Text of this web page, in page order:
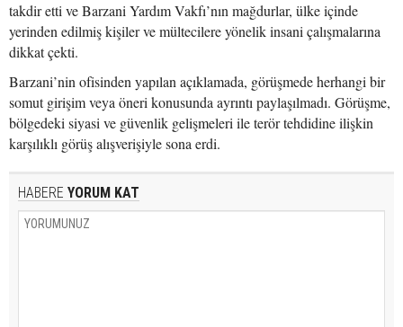
takdir etti ve Barzani Yardım Vakfı’nın mağdurlar, ülke içinde
yerinden edilmiş kişiler ve mültecilere yönelik insani çalışmalarına
dikkat çekti.
Barzani’nin ofisinden yapılan açıklamada, görüşmede herhangi bir
somut girişim veya öneri konusunda ayrıntı paylaşılmadı. Görüşme,
bölgedeki siyasi ve güvenlik gelişmeleri ile terör tehdidine ilişkin
karşılıklı görüş alışverişiyle sona erdi.
HABERE YORUM KAT